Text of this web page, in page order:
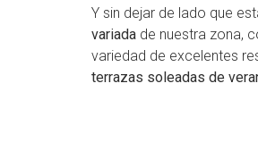
Y sin dejar de lado que
variada de nuestra zona,
variedad de excelentes
terrazas soleadas de